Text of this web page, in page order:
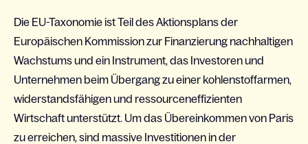
Die EU-Taxonomie ist Teil des Aktionsplans der
Europäischen Kommission zur Finanzierung nachhaltigen
Wachstums und ein Instrument, das Investoren und
Unternehmen beim Übergang zu einer kohlenstoffarmen,
widerstandsfähigen und ressourceneffizienten
Wirtschaft unterstützt. Um das Übereinkommen von Paris
zu erreichen, sind massive Investitionen in der